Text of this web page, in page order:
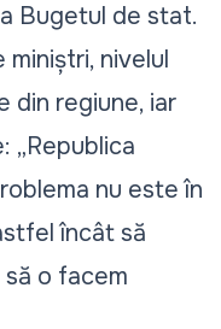
Bugetul de stat.
nivelul
din regiune, iar
„Republica
nu este în
încât să
o facem